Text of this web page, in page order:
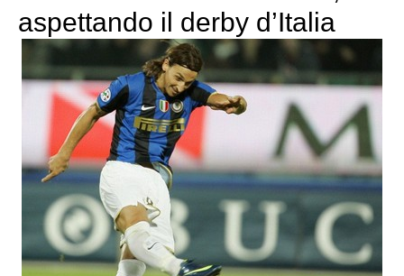
aspettando il derby d’Italia